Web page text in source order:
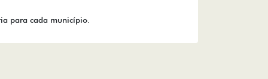
para cada município.